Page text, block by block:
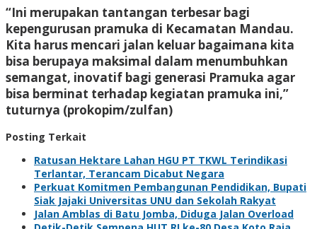
“Ini merupakan tantangan terbesar bagi
kepengurusan pramuka di Kecamatan Mandau.
Kita harus mencari jalan keluar bagaimana kita
bisa berupaya maksimal dalam menumbuhkan
semangat, inovatif bagi generasi Pramuka agar
bisa berminat terhadap kegiatan pramuka ini,”
tuturnya (prokopim/zulfan)
Posting Terkait
Ratusan Hektare Lahan HGU PT TKWL Terindikasi
Terlantar, Terancam Dicabut Negara
Perkuat Komitmen Pembangunan Pendidikan, Bupati
Siak Jajaki Universitas UNU dan Sekolah Rakyat
Jalan Amblas di Batu Jomba, Diduga Jalan Overload